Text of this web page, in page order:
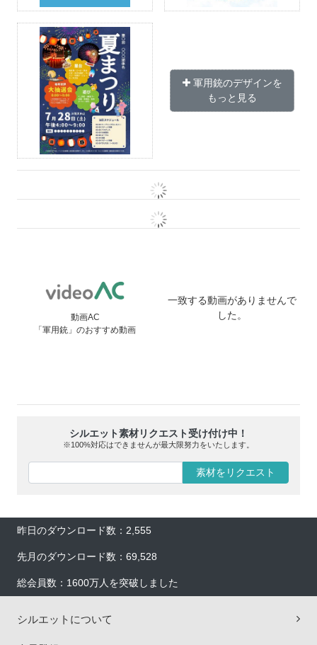
軍用銃のデザインを
もっと見る
動画AC
「軍用銃」のおすすめ動画
一致する動画がありませんで
した。
シルエット素材リクエスト受け付け中！
※100%対応はできませんが最大限努力をいたします。
素材をリクエスト
昨日のダウンロード数：2,555
先月のダウンロード数：69,528
総会員数：1600万人を突破しました
シルエットについて